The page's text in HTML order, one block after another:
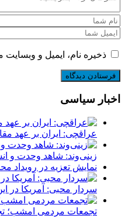
ذخیره نام، ایمیل و
اخبار سیاسی
عراقچی: ایران بر عهد
زینی‌وند: شاهد وحدت و
نمایش تعزیه در رویداد
سردار محبی: آمریکا در
تجمعات مردمی امشب؛